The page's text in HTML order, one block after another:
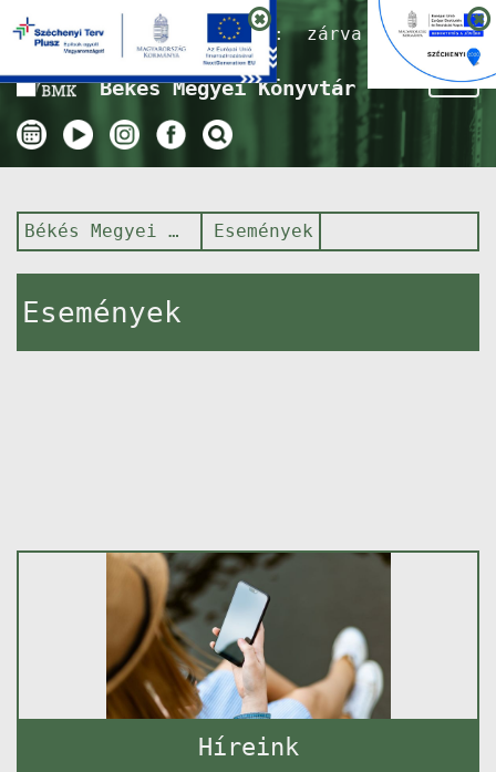
Nyitvatartás ma:zárva
Békés Megyei Könyvtár
Békés Megyei Könyvtár Események
Események
Híreink